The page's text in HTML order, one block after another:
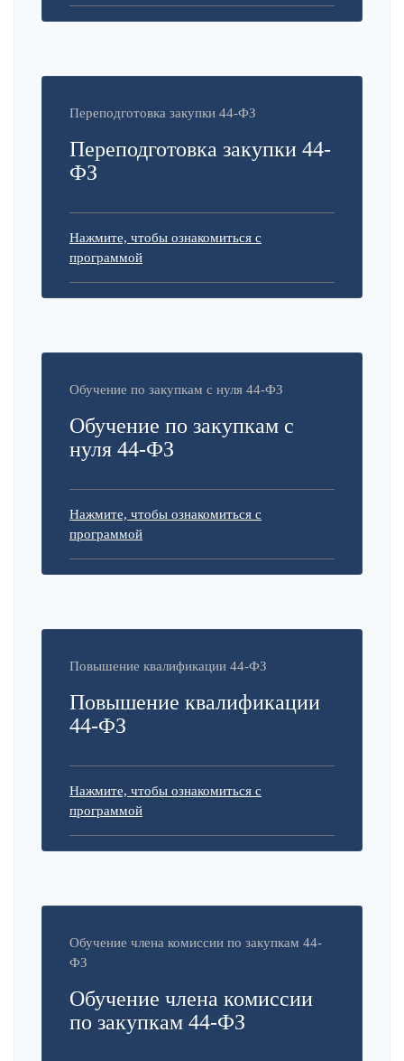
Переподготовка закупки 44-ФЗ
Переподготовка закупки 44-
ФЗ
Нажмите, чтобы ознакомиться с
программой
Обучение по закупкам с нуля 44-ФЗ
Обучение по закупкам с
нуля 44-ФЗ
Нажмите, чтобы ознакомиться с
программой
Повышение квалификации 44-ФЗ
Повышение квалификации
44-ФЗ
Нажмите, чтобы ознакомиться с
программой
Обучение члена комиссии по закупкам 44-
ФЗ
Обучение члена комиссии
по закупкам 44-ФЗ